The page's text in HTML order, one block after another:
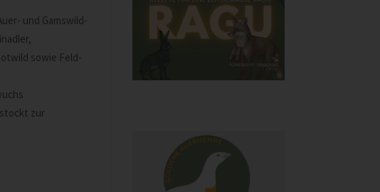
und Gamswild-
sowie Feld-
zur